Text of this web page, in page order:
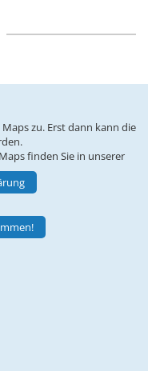
zu. Erst dann kann die
finden Sie in unserer